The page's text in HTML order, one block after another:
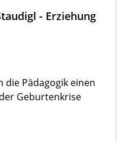
- Erziehung
die Pädagogik einen
Geburtenkrise